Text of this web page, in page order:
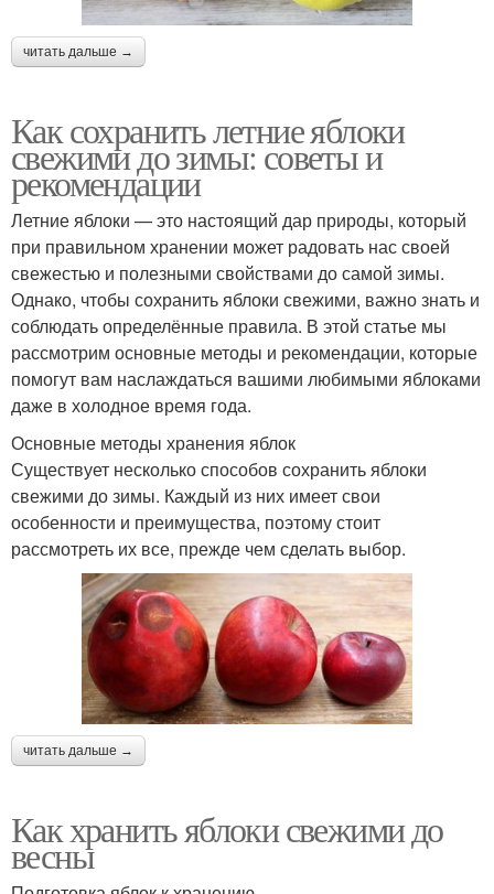
читать дальше →
Как сохранить летние яблоки
свежими до зимы: советы и
рекомендации
Летние яблоки — это настоящий дар природы, который
при правильном хранении может радовать нас своей
свежестью и полезными свойствами до самой зимы.
Однако, чтобы сохранить яблоки свежими, важно знать и
соблюдать определённые правила. В этой статье мы
рассмотрим основные методы и рекомендации, которые
помогут вам наслаждаться вашими любимыми яблоками
даже в холодное время года.
Основные методы хранения яблок
Существует несколько способов сохранить яблоки
свежими до зимы. Каждый из них имеет свои
особенности и преимущества, поэтому стоит
рассмотреть их все, прежде чем сделать выбор.
читать дальше →
Как хранить яблоки свежими до
весны